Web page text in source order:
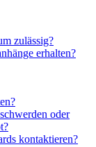
zulässig?
erhalten?
oder
kontaktieren?